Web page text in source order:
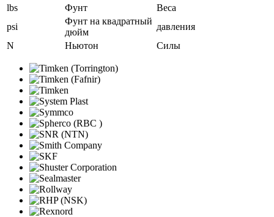
lbs
Фунт
Веса
psi
Фунт на квадратный
дюйм
давления
N
Ньютон Силы